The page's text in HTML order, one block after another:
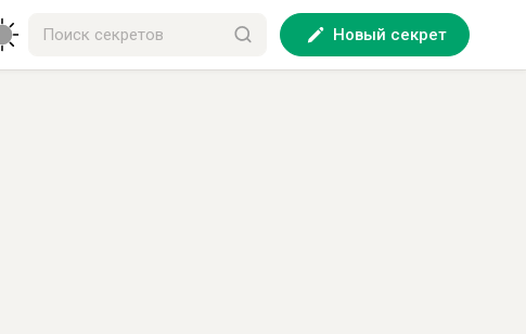
Новый секрет